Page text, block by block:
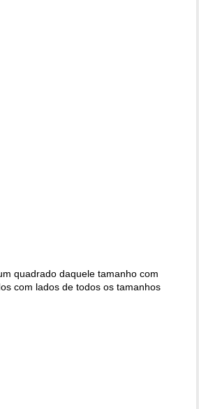
quadrado daquele tamanho com
com lados de todos os tamanhos